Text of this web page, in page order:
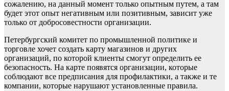
сожалению, на данный момент только опытным путем, а там
будет этот опыт негативным или позитивным, зависит уже
только от добросовестности организации.
Петербургский комитет по промышленной политике и
торговле хочет создать карту магазинов и других
организаций, по которой клиенты смогут определить ее
безопасность. На карте появятся организации, которые
соблюдают все предписания для профилактики, а также и те
компании, которые нарушают установленные правила.